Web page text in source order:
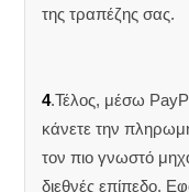
της τραπέζης σας.
4.Τέλος, μέσω
κάνετε την
τον πιο γνωστό
διεθνές επίπεδο.